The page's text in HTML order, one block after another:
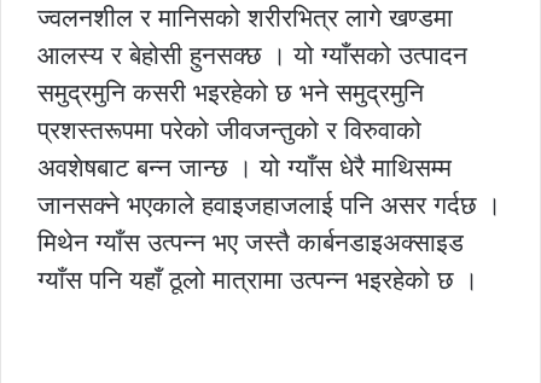
ज्वलनशील र मानिसको शरीरभित्र लागे खण्डमा
आलस्य र बेहोसी हुनसक्छ । यो ग्याँसको उत्पादन
समुद्रमुनि कसरी भइरहेको छ भने समुद्रमुनि
प्रशस्तरूपमा परेको जीवजन्तुको र विरुवाको
अवशेषबाट बन्न जान्छ । यो ग्याँस धेरै माथिसम्म
जानसक्ने भएकाले हवाइजहाजलाई पनि असर गर्दछ ।
मिथेन ग्याँस उत्पन्न भए जस्तै कार्बनडाइअक्साइड
ग्याँस पनि यहाँ ठूलो मात्रामा उत्पन्न भइरहेको छ ।